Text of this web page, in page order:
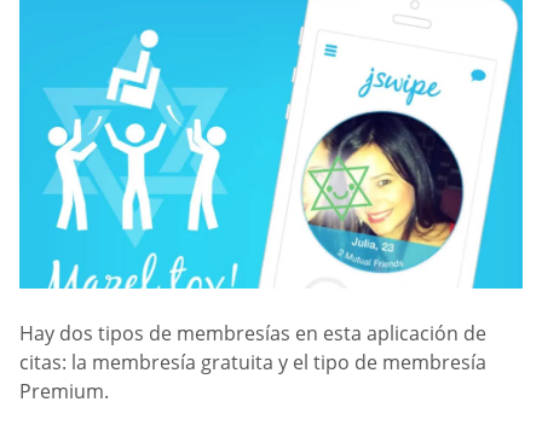
Hay dos tipos de membresías en esta aplicación de
citas: la membresía gratuita y el tipo de membresía
Premium.